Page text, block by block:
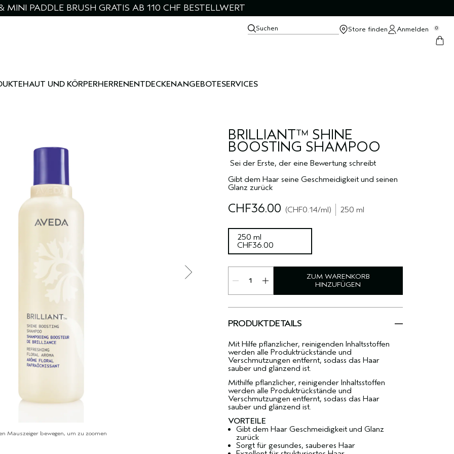
PADDLE BRUSH GRATIS AB 110 CHF BESTELLWERT
Suchen Store finden Anmelden 0
HAUT UND KÖRPERHERRENENTDECKENANGEBOTESERVICES
BRILLIANT™ SHINE
BOOSTING SHAMPOO
Sei der Erste, der eine Bewertung schreibt
Gibt dem Haar seine Geschmeidigkeit und seinen
Glanz zurück
Mauszeiger bewegen, um zu zoomen
CHF36.00 CHF0.14/ml 250 ml
250 ml
CHF36.00
ZUM WARENKORB
HINZUFÜGEN
PRODUKTDETAILS
Mit Hilfe pflanzlicher, reinigenden Inhaltsstoffen
werden alle Produktrückstände und
Verschmutzungen entfernt, sodass das Haar
sauber und glänzend ist.
Mithilfe pflanzlicher, reinigender Inhaltsstoffen
werden alle Produktrückstände und
Verschmutzungen entfernt, sodass das Haar
sauber und glänzend ist.
VORTEILE
Gibt dem Haar Geschmeidigkeit und Glanz
zurück
Sorgt für gesundes, sauberes Haar